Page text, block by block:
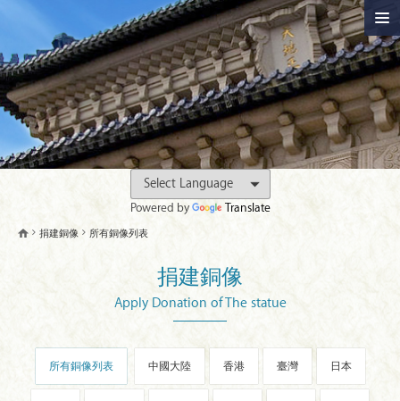
Powered by Translate
捐建銅像 所有銅像列表
捐建銅像
Apply Donation of The statue
所有銅像列表 中國大陸 香港 臺灣 日本